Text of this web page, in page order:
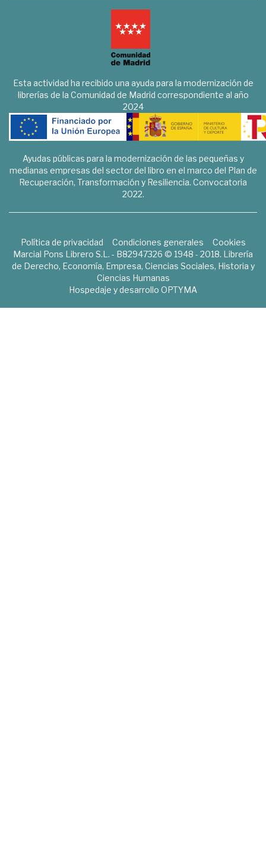
Esta actividad ha recibido una ayuda para la modernización de
librerías de la Comunidad de Madrid correspondiente al año
2024
Ayudas públicas para la modernización de las pequeñas y
medianas empresas del sector del libro en el marco del Plan de
Recuperación, Transformación y Resiliencia. Convocatoria
2022.
Política de privacidad Condiciones generales
Cookies
Marcial Pons Librero S.L. - B82947326 © 1948 - 2018. Librería
de Derecho, Economía, Empresa, Ciencias Sociales, Historia y
Ciencias Humanas
Hospedaje y desarrollo OPTYMA